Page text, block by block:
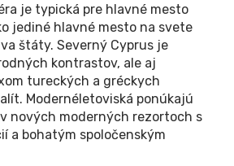
je typická pre hlavné mesto
jediné hlavné mesto na svete
štáty. Severný Cyprus je
kontrastov, ale aj
tureckých a gréckych
Modernéletoviská ponúkajú
nových moderných rezortoch s
a bohatým spoločenským